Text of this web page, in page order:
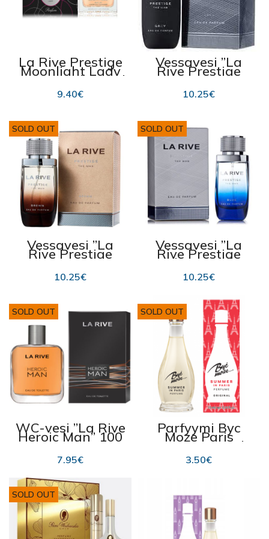
La Rive Prestige
Moonlight Lady
EDP naisille 75ml
9.40€
Vessavesi ”La
Rive Prestige
Grey” 75ml
10.25€
SOLD OUT
Vessavesi ”La
Rive Prestige
Brown” 75ml
10.25€
SOLD OUT
Vessavesi ”La
Rive Prestige
Blue” 75ml
10.25€
SOLD OUT
WC-vesi ”La Rive
Heroic Man” 100
ml
7.95€
SOLD OUT
Parfyymi Byc
Moze Paris
Summer 10 ml
3.50€
SOLD OUT